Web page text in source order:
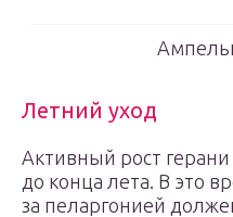
Летний уход
Активный рост
до конца лета. В это
за пеларгонией